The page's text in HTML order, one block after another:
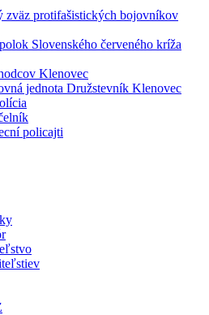
zväz protifašistických bojovníkov
Slovenského červeného kríža
Klenovec
jednota Družstevník Klenovec
policajti